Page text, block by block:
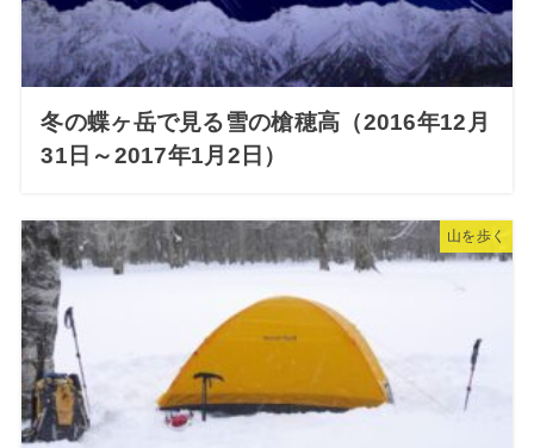
冬の蝶ヶ岳で見る雪の槍穂高（2016年12月
31日～2017年1月2日）
山を歩く